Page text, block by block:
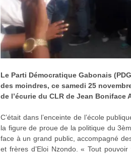
Le Parti Démocratique Gabonais
des moindres, ce samedi 25
de l’écurie du CLR de Jean Boniface
C’était dans l’enceinte de l’école
la figure de proue de la politique du
face à un grand public, accompagné
et frères d’Eloi Nzondo. « Tout